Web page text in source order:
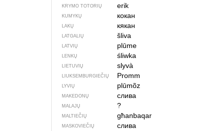
KRYMO TOTORIŲ erik
KUMYKŲ кокан
LAKŲ кякан
LATGALIŲ šliva
LATVIŲ plūme
LENKŲ śliwka
LIETUVIŲ slyvà
LIUKSEMBURGIEČIŲ Promm
LYVIŲ plūmõz
MAKEDONŲ слива
MALAJŲ ?
MALTIEČIŲ għanbaqar
MASKOVIEČIŲ слива